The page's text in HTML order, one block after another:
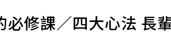
必修課／四大心法 長